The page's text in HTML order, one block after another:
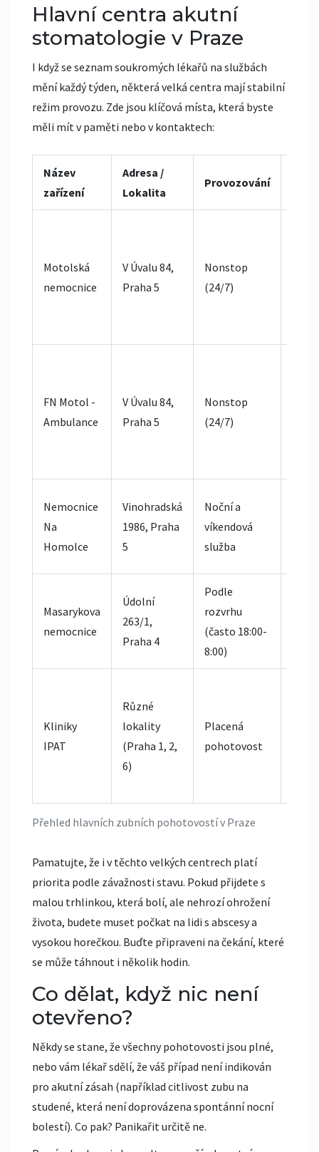
Hlavní centra akutní
stomatologie v Praze
I když se seznam soukromých lékařů na službách
mění každý týden, některá velká centra mají stabilní
režim provozu. Zde jsou klíčová místa, která byste
měli mít v paměti nebo v kontaktech:
Přehled hlavních zubních pohotovostí v Praze
Název
zařízení
Adresa /
Lokalita
Provozování
Motolská
nemocnice
V Úvalu 84,
Praha 5
Nonstop
(24/7)
FN Motol -
Ambulance
V Úvalu 84,
Praha 5
Nonstop
(24/7)
Nemocnice
Na
Homolce
Vinohradská
1986, Praha
5
Noční a
víkendová
služba
Masarykova
nemocnice
Údolní
263/1,
Praha 4
Podle
rozvrhu
(často 18:00-
8:00)
Kliniky
IPAT
Různé
lokality
(Praha 1, 2,
6)
Placená
pohotovost
Pamatujte, že i v těchto velkých centrech platí
priorita podle závažnosti stavu. Pokud přijdete s
malou trhlinkou, která bolí, ale nehrozí ohrožení
života, budete muset počkat na lidi s abscesy a
vysokou horečkou. Buďte připraveni na čekání, které
se může táhnout i několik hodin.
Co dělat, když nic není
otevřeno?
Někdy se stane, že všechny pohotovosti jsou plné,
nebo vám lékař sdělí, že váš případ není indikován
pro akutní zásah (například citlivost zubu na
studené, která není doprovázena spontánní nocní
bolestí). Co pak? Panikařit určitě ne.